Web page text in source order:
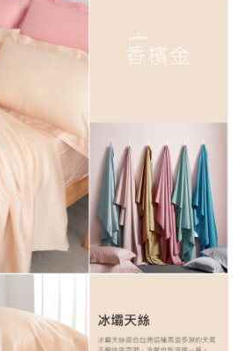
可選擇「超商條碼／台灣大直營門市／銀行轉
」等通路繳費。
份有限公司」（以下簡稱本公司）所提供，讓
購買商品或服務，並由商店將買賣／分期付款
依約使用本公司帳單繳交帳款。
分期」之契約關係目的，商店將以您的個人
）提供予台灣大哥大進項蒐集、處理及利用，
單所需資料之確認、核對及更正。
下連結：
https://oppay.tw/userRule
先享後付」後，將跳轉至「AFTEE先享後付」
認金額後，即可完成結帳。
到繳費通知簡訊。
內，點擊此簡訊中的連結，可透過四大超商／
進行付款，方視為交易完成。
不需立刻繳費，但若您需要取消訂單，請聯絡
意取消之訂單仍視為有效，需透過AFTEE先享
先享後付 」之結帳頁面顯示為準，若有關於
欲退款等相關疑問，請聯繫「AFTEE先享後付
support/home
公司提供之「AFTEE先享後付」服務完成之交
提供個人資料，並將交易相關給付款項請求債
司。
請瀏覽以下網址：
得法定代理人或監護人之同意方可使用
同意申辦者引起之損失，本公司不負相關責
時，將依據個別帳號之用戶狀況，依本公司即
以上)免運費
以上)免運費
以上)免運費
以上)免運費
以上)免運費
含以上)免運費